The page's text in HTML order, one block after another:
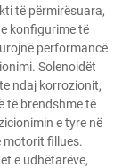
të përmirësuara,
konfigurime të
performancë
Solenoidët
ndaj korrozionit,
të brendshme të
e tyre në
motorit fillues.
e udhëtarëve,